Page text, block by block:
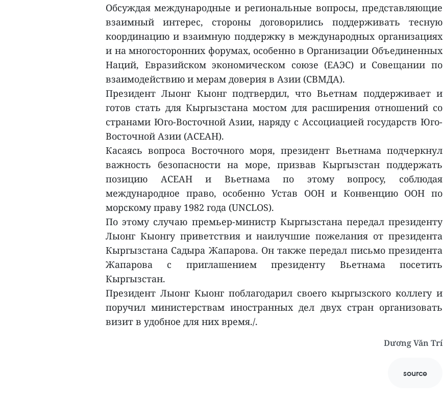
Обсуждая международные и региональные вопросы, представляющие
взаимный интерес, стороны договорились поддерживать тесную
координацию и взаимную поддержку в международных организациях
и на многосторонних форумах, особенно в Организации Объединенных
Наций, Евразийском экономическом союзе (ЕАЭС) и Совещании по
взаимодействию и мерам доверия в Азии (СВМДА).
Президент Лыонг Кыонг подтвердил, что Вьетнам поддерживает и
готов стать для Кыргызстана мостом для расширения отношений со
странами Юго-Восточной Азии, наряду с Ассоциацией государств Юго-
Восточной Азии (АСЕАН).
Касаясь вопроса Восточного моря, президент Вьетнама подчеркнул
важность безопасности на море, призвав Кыргызстан поддержать
позицию АСЕАН и Вьетнама по этому вопросу, соблюдая
международное право, особенно Устав ООН и Конвенцию ООН по
морскому праву 1982 года (UNCLOS).
По этому случаю премьер-министр Кыргызстана передал президенту
Лыонг Кыонгу приветствия и наилучшие пожелания от президента
Кыргызстана Садыра Жапарова. Он также передал письмо президента
Жапарова с приглашением президенту Вьетнама посетить
Кыргызстан.
Президент Лыонг Кыонг поблагодарил своего кыргызского коллегу и
поручил министерствам иностранных дел двух стран организовать
визит в удобное для них время./.
Dương Văn Trí
source